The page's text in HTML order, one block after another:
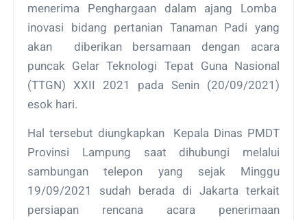
menerima Penghargaan dalam ajang Lomba
inovasi bidang pertanian Tanaman Padi yang
akan diberikan bersamaan dengan acara
puncak Gelar Teknologi Tepat Guna Nasional
(TTGN) XXII 2021 pada Senin (20/09/2021)
esok hari.
Hal tersebut diungkapkan Kepala Dinas PMDT
Provinsi Lampung saat dihubungi melalui
sambungan telepon yang sejak Minggu
19/09/2021 sudah berada di Jakarta terkait
persiapan rencana acara penerimaan